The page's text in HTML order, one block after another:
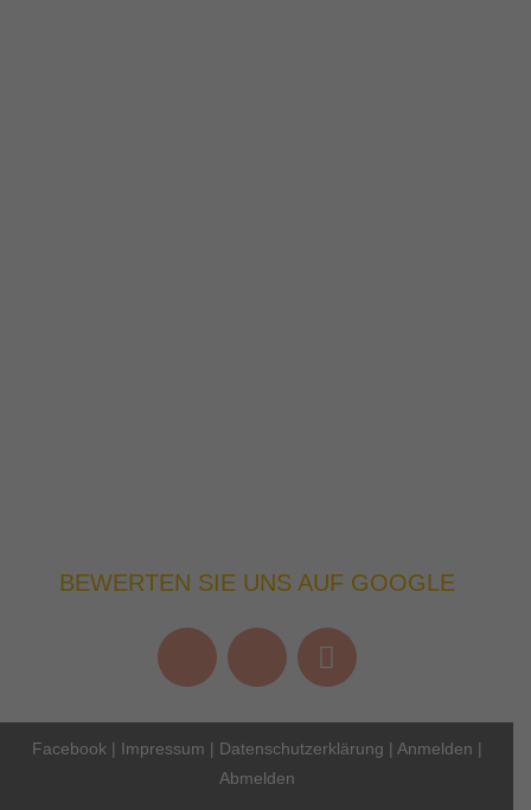
BEWERTEN SIE UNS AUF GOOGLE
Facebook | Impressum | Datenschutzerklärung | Anmelden |
Abmelden